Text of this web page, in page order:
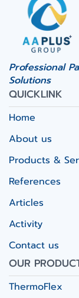
Professional
Solutions
QUICKLINK
Home
About us
Products &
References
Articles
Activity
Contact us
OUR
ThermoFlex